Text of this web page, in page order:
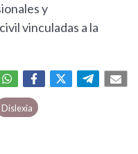
y
vinculadas a la
Dislexia